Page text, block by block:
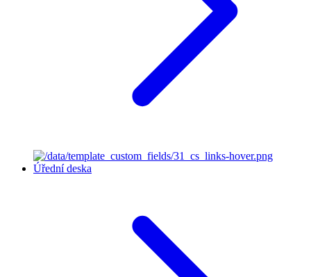
Úřední deska